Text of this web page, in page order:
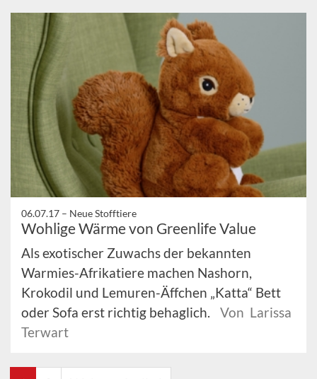
06.07.17 – Neue Stofftiere
Wohlige Wärme von Greenlife Value
Als exotischer Zuwachs der bekannten
Warmies-Afrikatiere machen Nashorn,
Krokodil und Lemuren-Äffchen „Katta“ Bett
oder Sofa erst richtig behaglich.
Von Larissa
Terwart